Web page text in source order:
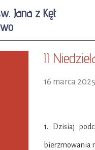
Jana z Kęt
II
16 marca 2025
1. Dzisiaj
bierzmowania